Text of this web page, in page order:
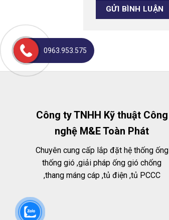
Công ty TNHH Kỹ thuật Công
nghệ M&E Toàn Phát
Chuyên cung cấp lắp đặt hệ thống ống
thống gió ,giải pháp ống gió chống
,thang máng cáp ,tủ điện ,tủ PCCC
0963.953.575